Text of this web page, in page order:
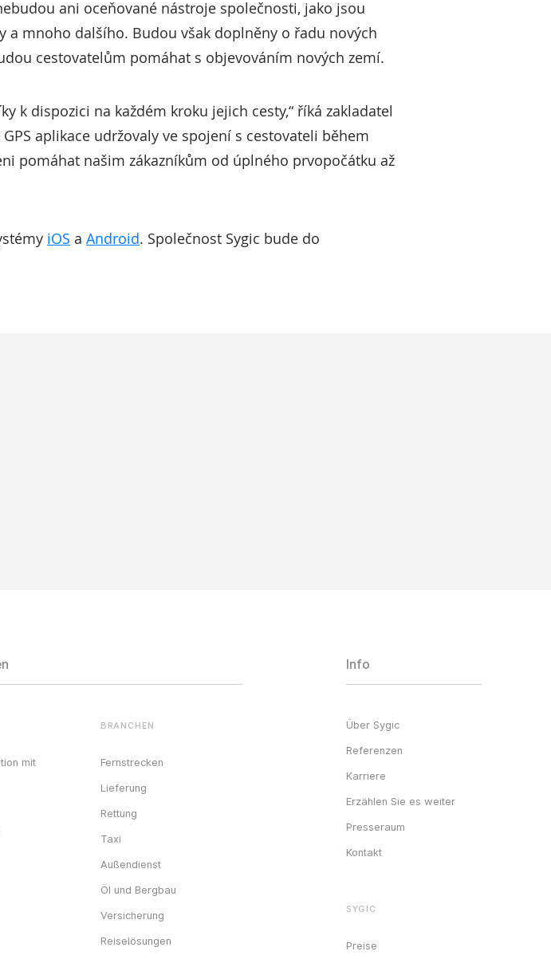
ani oceňované nástroje společnosti, jako jsou
mnoho dalšího. Budou však doplněny o řadu nových
cestovatelům pomáhat s objevováním nových zemí.
k dispozici na každém kroku jejich cesty,“ říká zakladatel
GPS aplikace udržovaly ve spojení s cestovateli během
pomáhat našim zákazníkům od úplného prvopočátku až
iOS a Android. Společnost Sygic bude do
mit
BRANCHEN
Fernstrecken
Lieferung
Rettung
Taxi
Außendienst
Öl und Bergbau
Versicherung
Reiselösungen
Info
Über Sygic
Referenzen
Karriere
Erzählen Sie es weiter
Presseraum
Kontakt
SYGIC
Preise